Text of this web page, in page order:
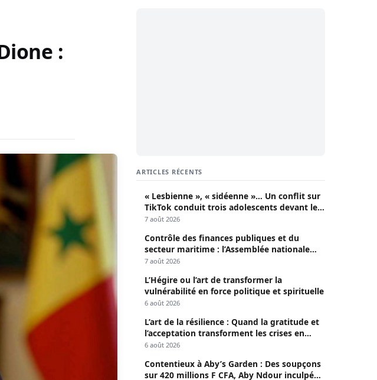
:
ARTICLES RÉCENTS
« Lesbienne », « sidéenne »… Un conflit sur
TikTok conduit trois adolescents devant le
parquet
7 août 2026
Contrôle des finances publiques et du
secteur maritime : l’Assemblée nationale
convoque une session extraordinaire
7 août 2026
L’Hégire ou l’art de transformer la
vulnérabilité en force politique et spirituelle
6 août 2026
L’art de la résilience : Quand la gratitude et
l’acceptation transforment les crises en
opportunités
6 août 2026
Contentieux à Aby’s Garden : Des soupçons
sur 420 millions F CFA, Aby Ndour inculpée